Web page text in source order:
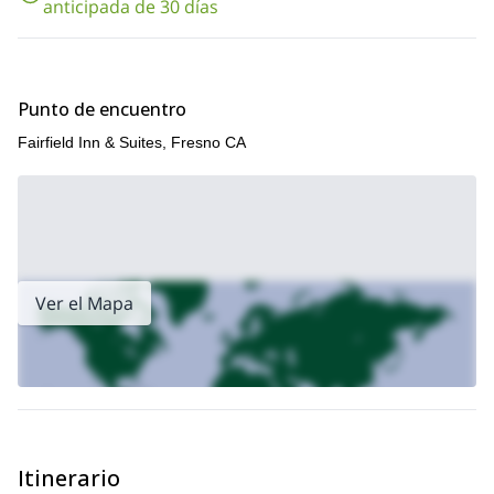
anticipada de 30 días
Punto de encuentro
Fairfield Inn & Suites, Fresno CA
Ver el Mapa
Itinerario